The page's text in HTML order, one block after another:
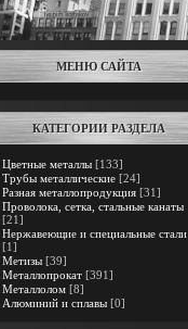
МЕНЮ САЙТА
КАТЕГОРИИ РАЗДЕЛА
Цветные металлы [133]
Трубы металлические [24]
Разная металлопродукция [31]
Проволока, сетка, стальные канаты
[21]
Нержавеющие и специальные стали
[1]
Метизы [39]
Металлопрокат [391]
Металлолом [8]
Алюминий и сплавы [0]